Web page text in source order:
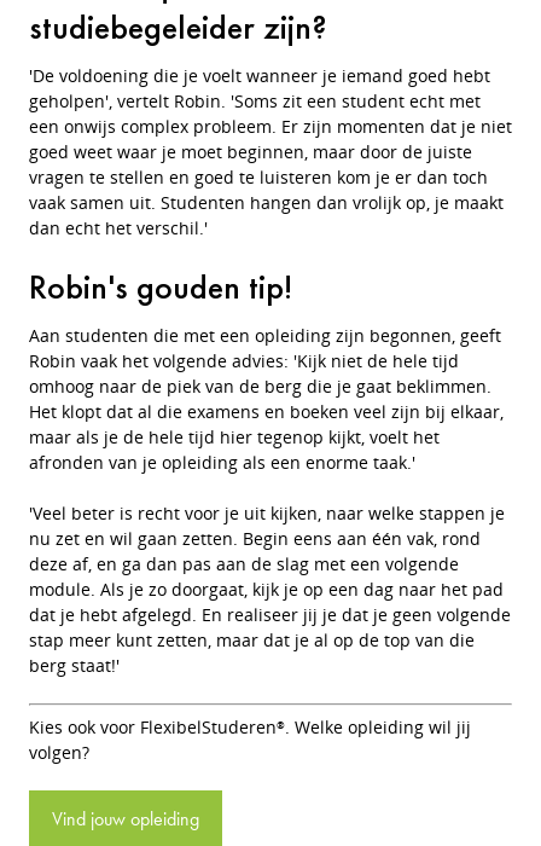
studiebegeleider zijn?
'De voldoening die je voelt wanneer je iemand goed hebt
geholpen', vertelt Robin. 'Soms zit een student echt met
een onwijs complex probleem. Er zijn momenten dat je niet
goed weet waar je moet beginnen, maar door de juiste
vragen te stellen en goed te luisteren kom je er dan toch
vaak samen uit. Studenten hangen dan vrolijk op, je maakt
dan echt het verschil.'
Robin's gouden tip!
Aan studenten die met een opleiding zijn begonnen, geeft
Robin vaak het volgende advies: 'Kijk niet de hele tijd
omhoog naar de piek van de berg die je gaat beklimmen.
Het klopt dat al die examens en boeken veel zijn bij elkaar,
maar als je de hele tijd hier tegenop kijkt, voelt het
afronden van je opleiding als een enorme taak.'
'Veel beter is recht voor je uit kijken, naar welke stappen je
nu zet en wil gaan zetten. Begin eens aan één vak, rond
deze af, en ga dan pas aan de slag met een volgende
module. Als je zo doorgaat, kijk je op een dag naar het pad
dat je hebt afgelegd. En realiseer jij je dat je geen volgende
stap meer kunt zetten, maar dat je al op de top van die
berg staat!'
Kies ook voor FlexibelStuderen®. Welke opleiding wil jij
volgen?
Vind jouw opleiding